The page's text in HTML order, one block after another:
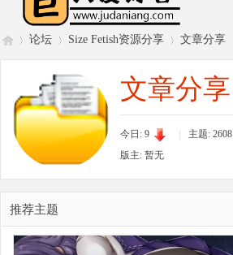
»
论坛
›
Size Fetish资源分享 文章分享
文章分享
今日: 9 主题: 2608
版主: 暂无
推荐主题